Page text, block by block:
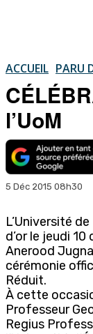
ACCUEIL PARU
l’UoM
5 Déc 2015 08h30
L’Université
d’or le jeudi
Anerood
cérémonie
Réduit.
À cette
Professeur
Regius